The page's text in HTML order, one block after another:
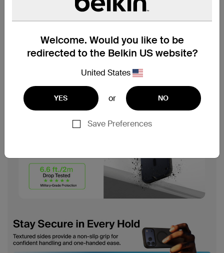
Welcome. Would you like to be
redirected to the Belkin US website?
United States
YES or NO
Save Preferences